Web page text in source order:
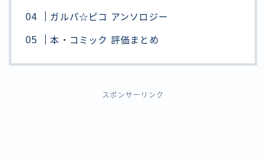
ガルパ☆ピコ アンソロジー
本・コミック 評価まとめ
スポンサーリンク